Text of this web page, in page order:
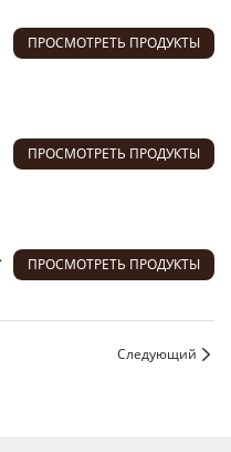
ПРОСМОТРЕТЬ ПРОДУКТЫ
ПРОСМОТРЕТЬ ПРОДУКТЫ
ПРОСМОТРЕТЬ ПРОДУКТЫ
Следующий